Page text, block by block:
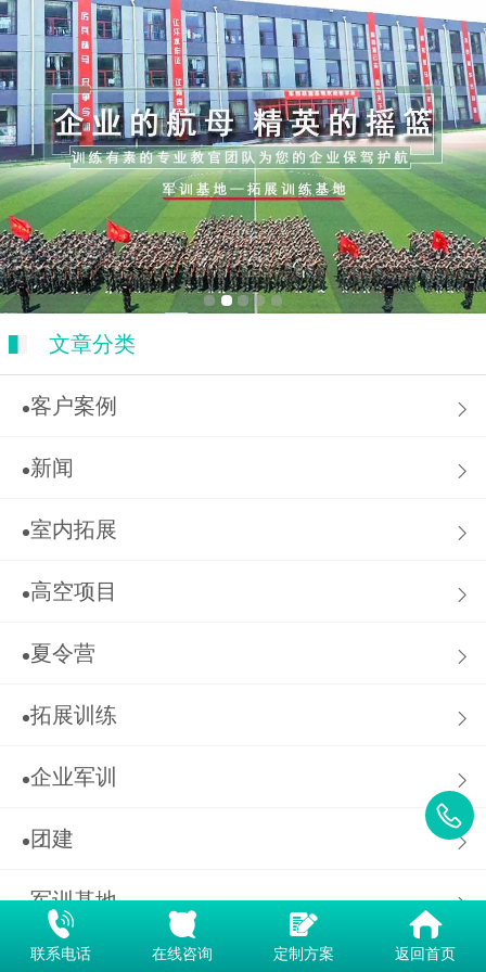
文章分类
客户案例
新闻
室内拓展
高空项目
夏令营
拓展训练
企业军训
团建
军训基地
拓展活动项目
联系电话 在线咨询 定制方案 返回首页